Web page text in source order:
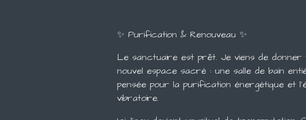
✨ Purification & Renouveau ✨
Le sanctuaire est prêt. Je viens de donner
nouvel espace sacré : une salle de bain
pensée pour la purification énergétique et
vibratoire.